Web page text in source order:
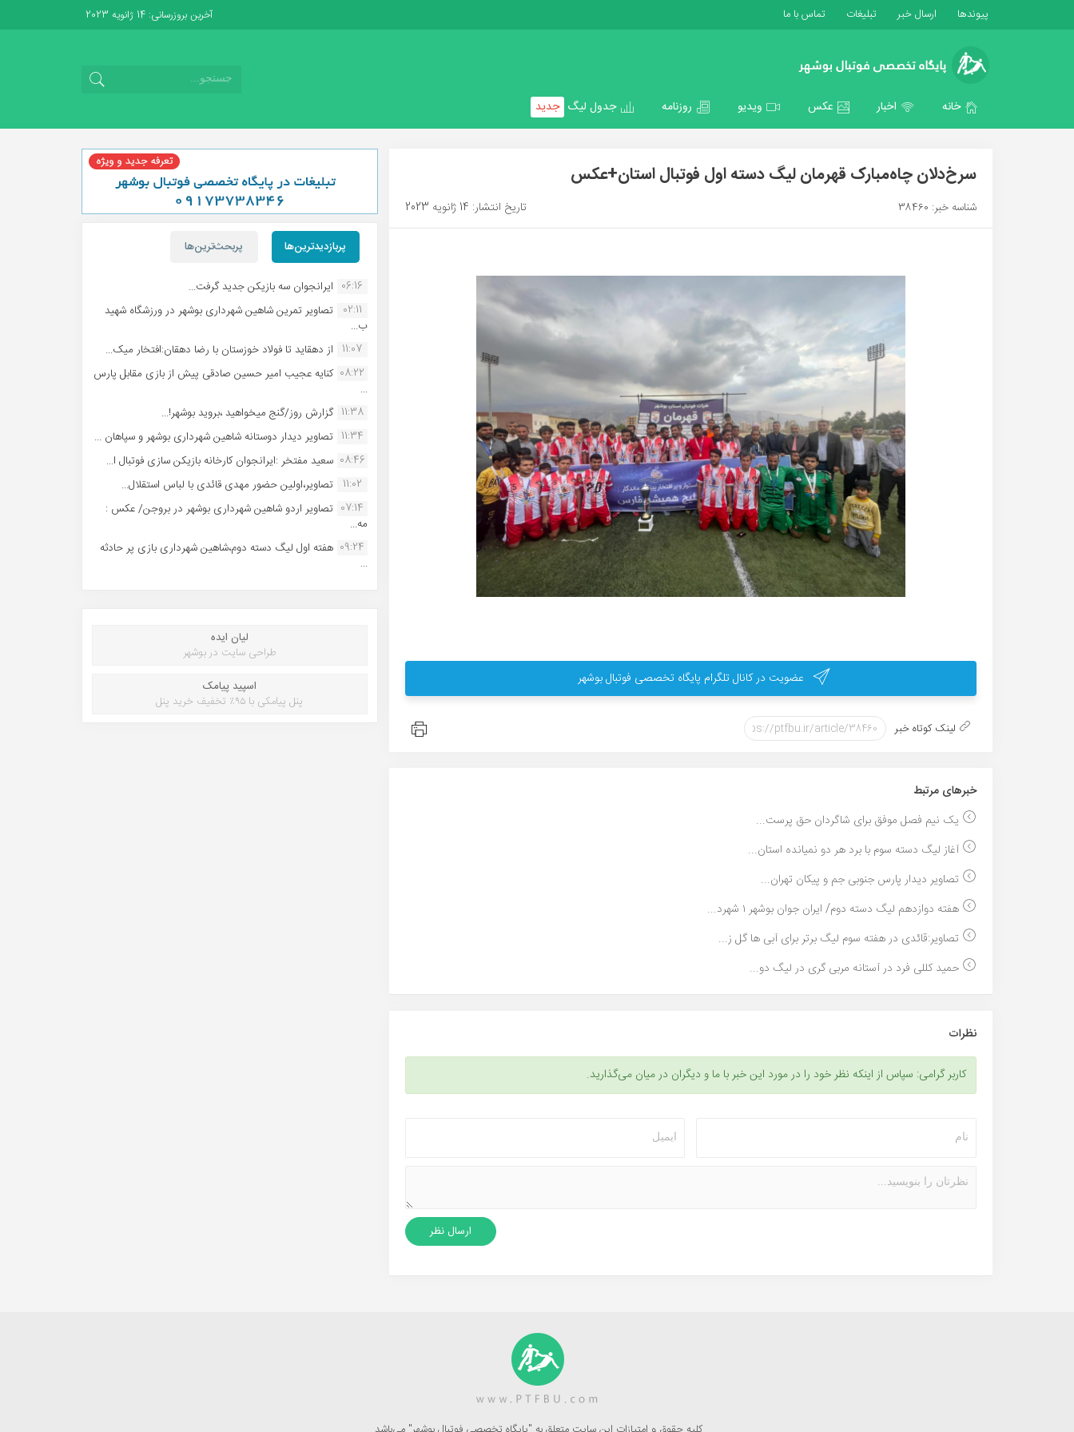
پیوندها ارسال خبر تبلیغات تماس با ما آخرین بروزرسانی: 14 ژانویه 2023
خانه اخبار عکس ویدیو روزنامه جدول لیگ جدید
سرخ‌دلان چاه‌مبارک قهرمان لیگ دسته اول فوتبال استان+عکس
شناسه خبر: 38460 تاریخ انتشار: 14 ژانویه 2023
عضویت در کانال تلگرام پایگاه تخصصی فوتبال بوشهر
لینک کوتاه خبر
خبر‌های مرتبط
یک نیم فصل موفق برای شاگردان حق پرست...
آغاز لیگ دسته سوم با برد هر دو نمیانده استان...
تصاویر دیدار پارس جنوبی جم و پیکان تهران...
هفته دوازدهم لیگ دسته دوم/ ایران جوان بوشهر ۱ شهرد...
تصاویر:قائدی در هفته سوم لیگ برتر برای آبی ها گل ز...
حمید کللی فرد در آستانه مربی گری در لیگ دو...
نظرات
کاربر گرامی: سپاس از اینکه نظر خود را در مورد این خبر با ما و دیگران در میان می‌گذارید.
پربازدیدترین‌ها پربحث‌ترین‌ها
06:16 ایرانجوان سه بازیکن جدید گرفت...
02:11
تصاویر تمرین شاهین شهردارى بوشهر در ورزشگاه شهید
ب...
11:07 از دهقاید تا فولاد خوزستان با رضا دهقان:افتخار میک...
08:22 کنایه عجیب امیر حسین صادقی پیش از بازی مقابل پارس
...
11:38 گزارش روز/گنج میخواهید ،بروید بوشهر!...
11:34 تصاویر دیدار دوستانه شاهین شهردارى بوشهر و سپاهان ...
08:46 سعید مفتخر :ایرانجوان کارخانه بازیکن سازی فوتبال ا...
11:02
تصاویر،اولین حضور مهدی قائدی با لباس استقلال...
07:14 تصاویر اردو شاهین شهرداری بوشهر در بروجن/ عکس :
مه...
09:24 هفته اول لیگ دسته دوم،شاهین شهرداری بازی پر حادثه
...
لیان ایده
طراحی سایت در بوشهر
اسپید پیامک
پنل پیامکی با ۹۵٪ تخفیف خرید پنل